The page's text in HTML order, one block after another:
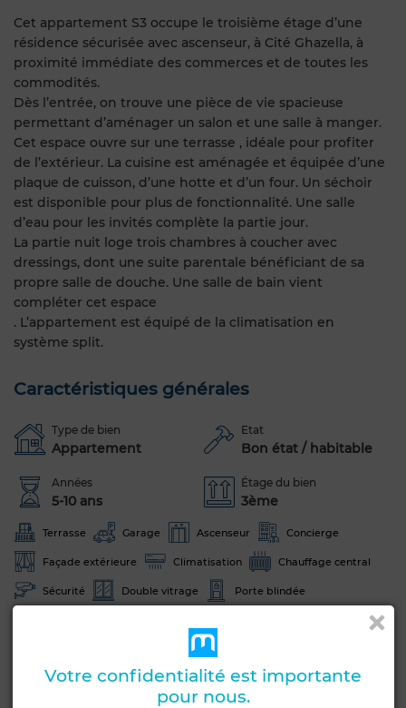
Cet appartement S3 occupe le troisième étage d’une
résidence sécurisée avec ascenseur, à Cité Ghazella, à
proximité immédiate des commerces et de toutes les
commodités.
Dès l’entrée, on trouve une pièce de vie spacieuse
permettant d’aménager un salon et une salle à manger.
Cet espace ouvre sur une terrasse , idéale pour profiter
de l’extérieur. La cuisine est aménagée et équipée d’une
plaque de cuisson, d’une hotte et d’un four. Un séchoir
est disponible pour plus de fonctionnalité. Une salle
d’eau pour les invités complète la partie jour.
La partie nuit loge trois chambres à coucher avec
dressings, dont une suite parentale bénéficiant de sa
propre salle de douche. Une salle de bain vient
compléter cet espace
. L’appartement est équipé de la climatisation en
système split.
Caractéristiques générales
Type de bien
Appartement
Etat
Bon état / habitable
Années
5-10 ans
Étage du bien
3ème
Terrasse Garage Ascenseur Concierge
Façade extérieure Climatisation Chauffage central
Sécurité Double vitrage Porte blindée
Voir plus de photos
Votre confidentialité est importante
pour nous.